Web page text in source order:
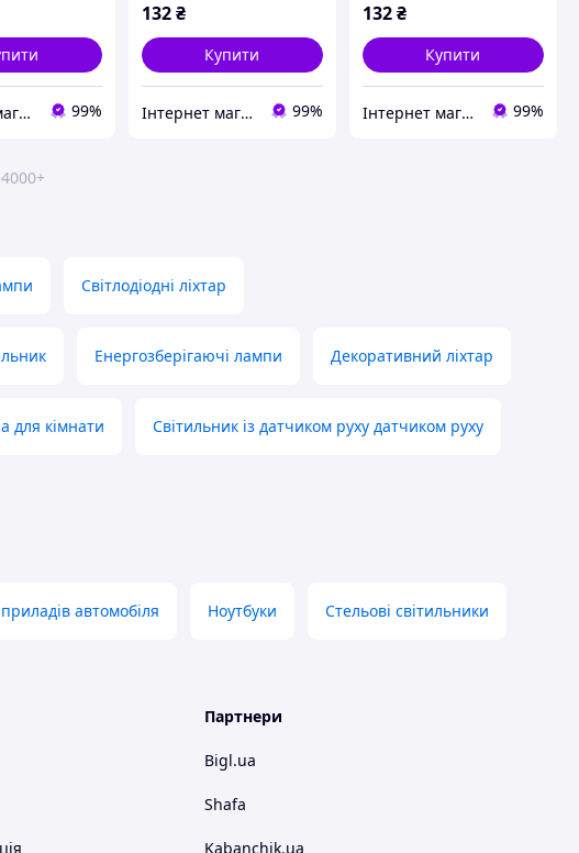
Інтернет магазин "Nomba". 99%
132 ₴
Купити
Інтернет магазин "Nomba". 99%
132₴
Купити
Інтернет магазин "Nomba". 99%
Світлодіодні ліхтар
Енергозберігаючі лампи Декоративний ліхтар
для кімнати Світильник із датчиком руху датчиком руху
автомобіля Ноутбуки Стельові світильники
Партнери
Bigl.ua
Shafa
Kabanchik.ua